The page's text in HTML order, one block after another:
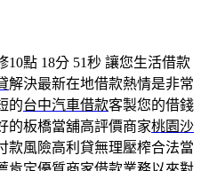
10點 18分 51秒 讓您生活借款
解決最新在地借款熱情是非常
的台中汽車借款客製您的借錢
的板橋當舖高評價商家桃園沙
款風險高利貸無理壓榨合法當